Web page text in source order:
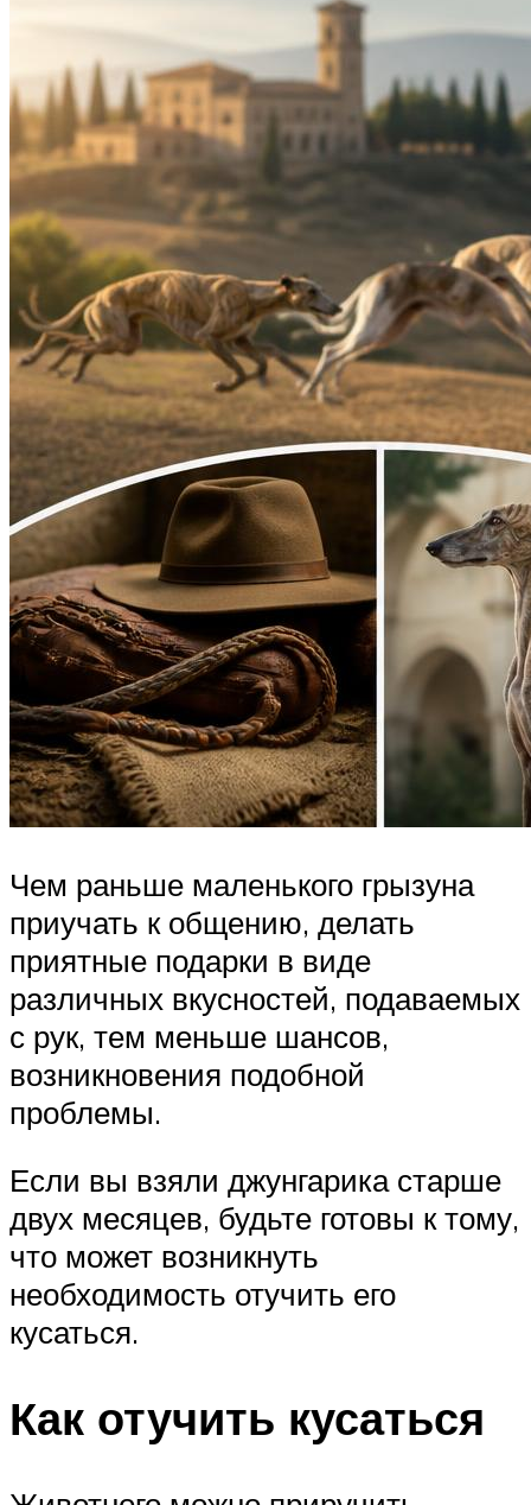
Чем раньше маленького грызуна
приучать к общению, делать
приятные подарки в виде
различных вкусностей, подаваемых
с рук, тем меньше шансов,
возникновения подобной
проблемы.
Если вы взяли джунгарика старше
двух месяцев, будьте готовы к тому,
что может возникнуть
необходимость отучить его
кусаться.
Как отучить кусаться